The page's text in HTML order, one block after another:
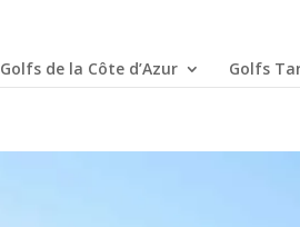
Golfs de la Côte d’Azur Golfs